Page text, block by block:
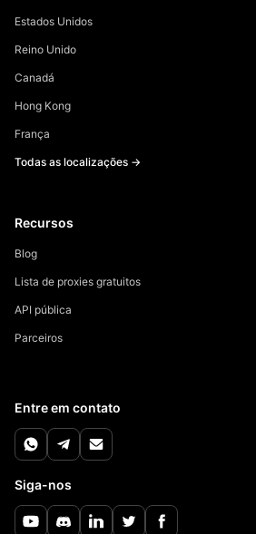
Estados Unidos
Reino Unido
Canadá
Hong Kong
França
Todas as localizações →
Recursos
Blog
Lista de proxies gratuitos
API pública
Parceiros
Entre em contato
Siga-nos